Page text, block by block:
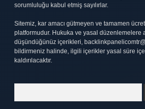
sorumluluğu kabul etmiş sayılırlar.
Sitemiz, kar amacı gütmeyen ve tamamen
platformudur. Hukuka ve yasal düzenlemelere
düşündüğünüz içerikleri,
bildirmeniz halinde, ilgili içerikler yasal süre
kaldırılacaktır.